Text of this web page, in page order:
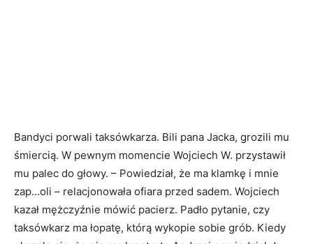
Bandyci porwali taksówkarza. Bili pana Jacka, grozili mu
śmiercią. W pewnym momencie Wojciech W. przystawił
mu palec do głowy. – Powiedział, że ma klamkę i mnie
zap…oli – relacjonowała ofiara przed sadem. Wojciech
kazał mężczyźnie mówić pacierz. Padło pytanie, czy
taksówkarz ma łopatę, którą wykopie sobie grób. Kiedy